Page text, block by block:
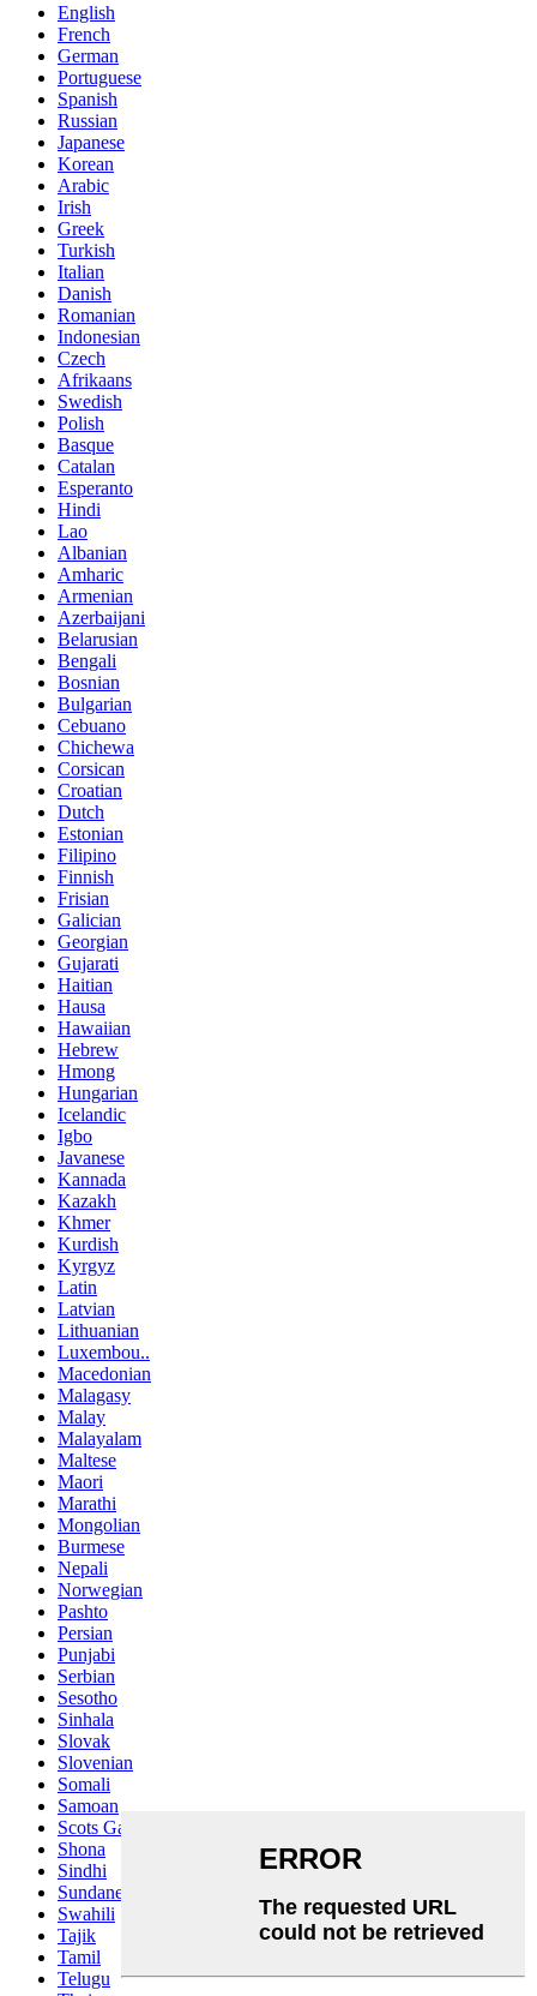
English
French
German
Portuguese
Spanish
Russian
Japanese
Korean
Arabic
Irish
Greek
Turkish
Italian
Danish
Romanian
Indonesian
Czech
Afrikaans
Swedish
Polish
Basque
Catalan
Esperanto
Hindi
Lao
Albanian
Amharic
Armenian
Azerbaijani
Belarusian
Bengali
Bosnian
Bulgarian
Cebuano
Chichewa
Corsican
Croatian
Dutch
Estonian
Filipino
Finnish
Frisian
Galician
Georgian
Gujarati
Haitian
Hausa
Hawaiian
Hebrew
Hmong
Hungarian
Icelandic
Igbo
Javanese
Kannada
Kazakh
Khmer
Kurdish
Kyrgyz
Latin
Latvian
Lithuanian
Luxembou..
Macedonian
Malagasy
Malay
Malayalam
Maltese
Maori
Marathi
Mongolian
Burmese
Nepali
Norwegian
Pashto
Persian
Punjabi
Serbian
Sesotho
Sinhala
Slovak
Slovenian
Somali
Samoan
Scots Gaelic
Shona
Sindhi
Sundanese
Swahili
Tajik
Tamil
Telugu